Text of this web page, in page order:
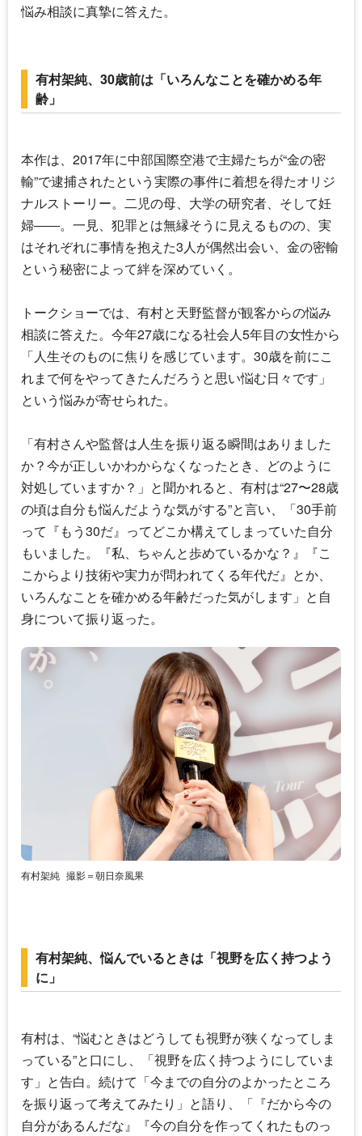
悩み相談に真摯に答えた。
有村架純、30歳前は「いろんなことを確かめる年
齢」
本作は、2017年に中部国際空港で主婦たちが“金の密
輸”で逮捕されたという実際の事件に着想を得たオリジ
ナルストーリー。二児の母、大学の研究者、そして妊
婦――。一見、犯罪とは無縁そうに見えるものの、実
はそれぞれに事情を抱えた3人が偶然出会い、金の密輸
という秘密によって絆を深めていく。
トークショーでは、有村と天野監督が観客からの悩み
相談に答えた。今年27歳になる社会人5年目の女性から
「人生そのものに焦りを感じています。30歳を前にこ
れまで何をやってきたんだろうと思い悩む日々です」
という悩みが寄せられた。
「有村さんや監督は人生を振り返る瞬間はありました
か？今が正しいかわからなくなったとき、どのように
対処していますか？」と聞かれると、有村は“27〜28歳
の頃は自分も悩んだような気がする”と言い、「30手前
って『もう30だ』ってどこか構えてしまっていた自分
もいました。『私、ちゃんと歩めているかな？』『こ
こからより技術や実力が問われてくる年代だ』とか、
いろんなことを確かめる年齢だった気がします」と自
身について振り返った。
有村架純 撮影＝朝日奈風果
有村架純、悩んでいるときは「視野を広く持つよう
に」
有村は、“悩むときはどうしても視野が狭くなってしま
っている”と口にし、「視野を広く持つようにしていま
す」と告白。続けて「今までの自分のよかったところ
を振り返って考えてみたり」と語り、「『だから今の
自分があるんだな』『今の自分を作ってくれたものっ